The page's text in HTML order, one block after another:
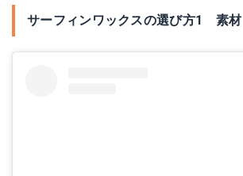
サーフィンワックスの選び方1 素材